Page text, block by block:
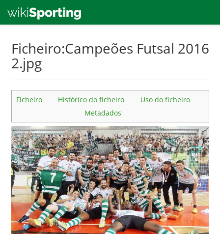
main
Ficheiro:Campeões Futsal 2016
2.jpg
Ficheiro Histórico do ficheiro
Uso do ficheiro
Metadados